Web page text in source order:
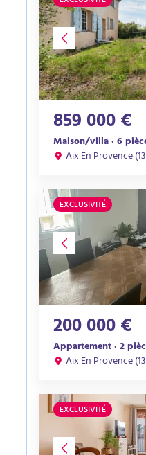
859 000 €
Maison/villa · 6
Aix En Provence
EXCLUSIVITÉ
200 000 €
Appartement · 2
Aix En Provence
EXCLUSIVITÉ